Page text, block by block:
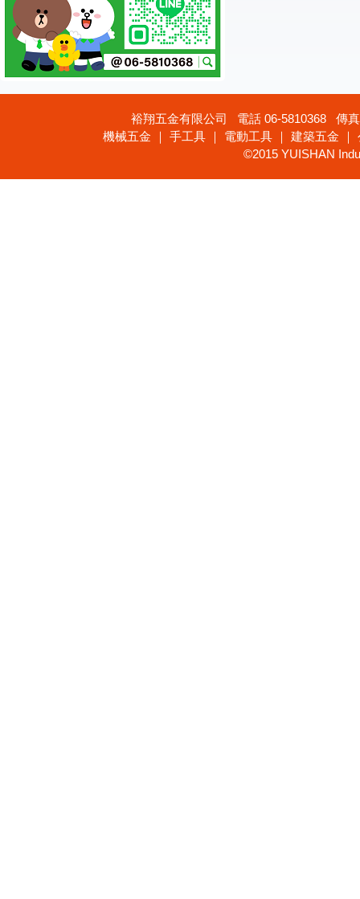
裕翔五金有限公司 電話 06-5810368 傳
機械五金 ｜ 手工具 ｜ 電動工具 ｜ 建築五金
©2015 YUISHAN